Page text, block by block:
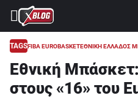
⚽ ΜΟΥΝΤΙΑΛ 2026
ΣΤΟΙΧΗΜΑ
CASINO
ΠΡΟΓΝΩΣΤΙΚΑ ΤIPSTERS
TAGSFIBA EUROBASKETΕΘΝΙΚΗ ΕΛΛΑΔΟΣ
Εθνική
στους «16» του